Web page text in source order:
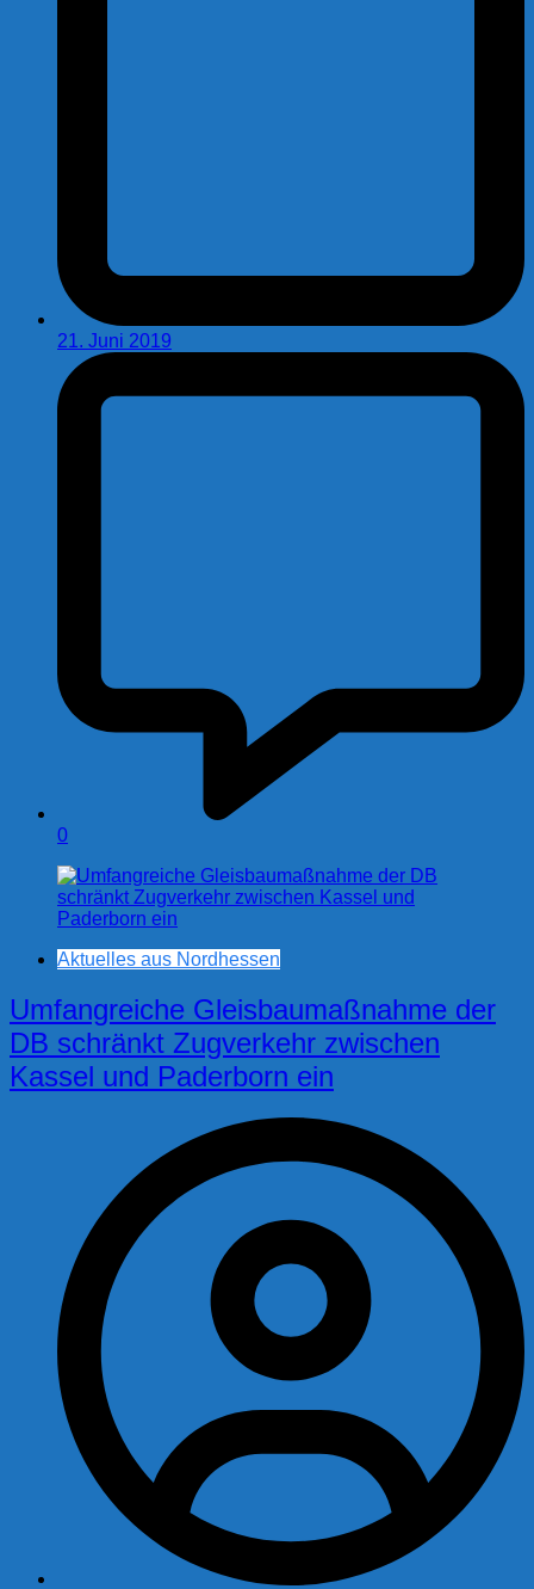
21. Juni 2019
0
Aktuelles aus Nordhessen
Umfangreiche Gleisbaumaßnahme der
DB schränkt Zugverkehr zwischen
Kassel und Paderborn ein